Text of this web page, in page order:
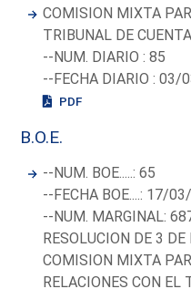
COMISION MIXTA
TRIBUNAL DE
--NUM. DIARIO : 85
--FECHA DIARIO : 03/
PDF
B.O.E.
--NUM. BOE.....: 65
--FECHA BOE....: 17/
--NUM. MARGINAL:
RESOLUCION DE 3
COMISION MIXTA
RELACIONES CON EL